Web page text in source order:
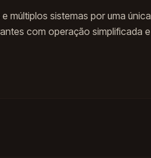
múltiplos sistemas por uma única
com operação simplificada e